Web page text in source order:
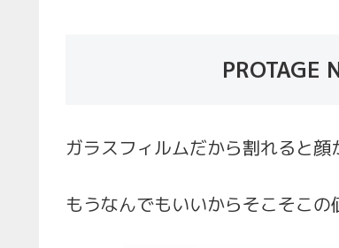
PROTAGE
ガラスフィルムだから割れると顔
もうなんでもいいからそこそこ